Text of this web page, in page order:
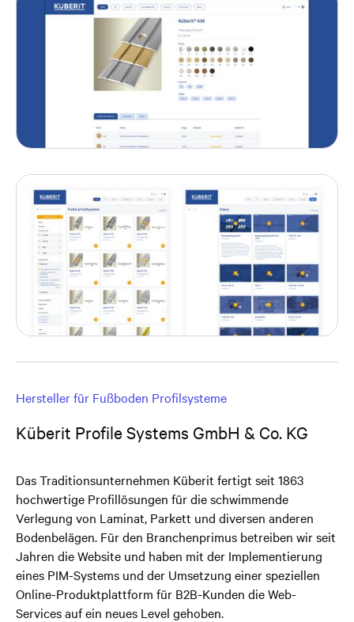
Hersteller für Fußboden Profilsysteme
Küberit Profile Systems GmbH & Co. KG
Das Traditionsunternehmen Küberit fertigt seit 1863
hochwertige Profillösungen für die schwimmende
Verlegung von Laminat, Parkett und diversen anderen
Bodenbelägen. Für den Branchenprimus betreiben wir seit
Jahren die Website und haben mit der Implementierung
eines PIM-Systems und der Umsetzung einer speziellen
Online-Produktplattform für B2B-Kunden die Web-
Services auf ein neues Level gehoben.